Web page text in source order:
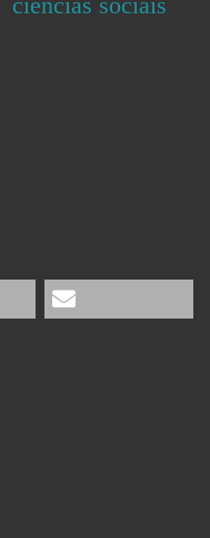
ciências sociais